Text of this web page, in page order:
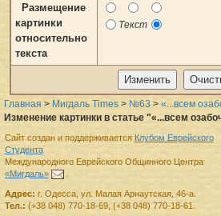
Размещение
картинки
относительно
текста
Текст
Главная > Мигдаль Times > №63 > «...всем
Изменение картинки в статье "«...всем
Сайт создан и поддерживается Клубом Еврейского
Студента
Международного Еврейского Общинного Центра
«Мигдаль»
Адрес: г. Одесса, ул. Малая Арнаутская, 46-а.
Тел.: (+38 048) 770-18-69, (+38 048) 770-18-61